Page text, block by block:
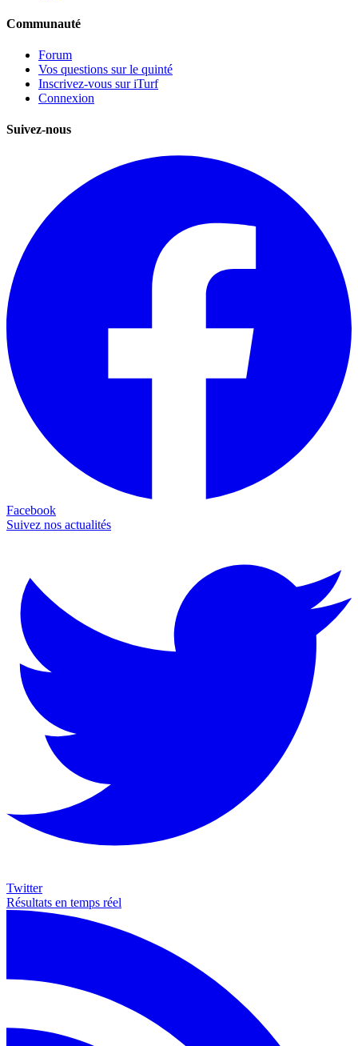
Communauté
Forum
Vos questions sur le quinté
Inscrivez-vous sur iTurf
Connexion
Suivez-nous
Facebook
Suivez nos actualités
Twitter
Résultats en temps réel